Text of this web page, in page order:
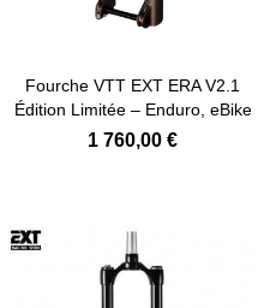
Fourche VTT EXT ERA V2.1
Édition Limitée – Enduro, eBike
1 760,00 €